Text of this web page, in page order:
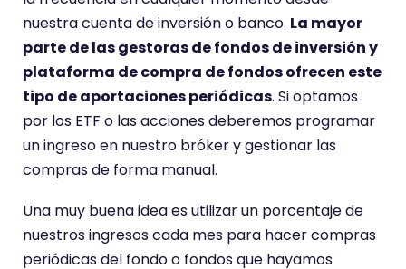
nuestra cuenta de inversión o banco. La mayor
parte de las gestoras de fondos de inversión y
plataforma de compra de fondos ofrecen este
tipo de aportaciones periódicas. Si optamos
por los ETF o las acciones deberemos programar
un ingreso en nuestro bróker y gestionar las
compras de forma manual.
Una muy buena idea es utilizar un porcentaje de
nuestros ingresos cada mes para hacer compras
periódicas del fondo o fondos que hayamos